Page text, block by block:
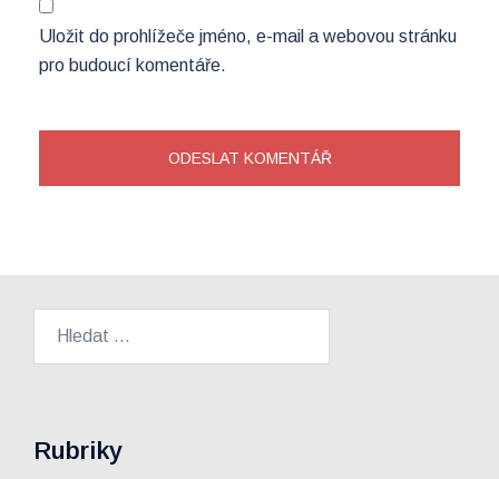
Uložit do prohlížeče jméno, e-mail a webovou stránku
pro budoucí komentáře.
Rubriky